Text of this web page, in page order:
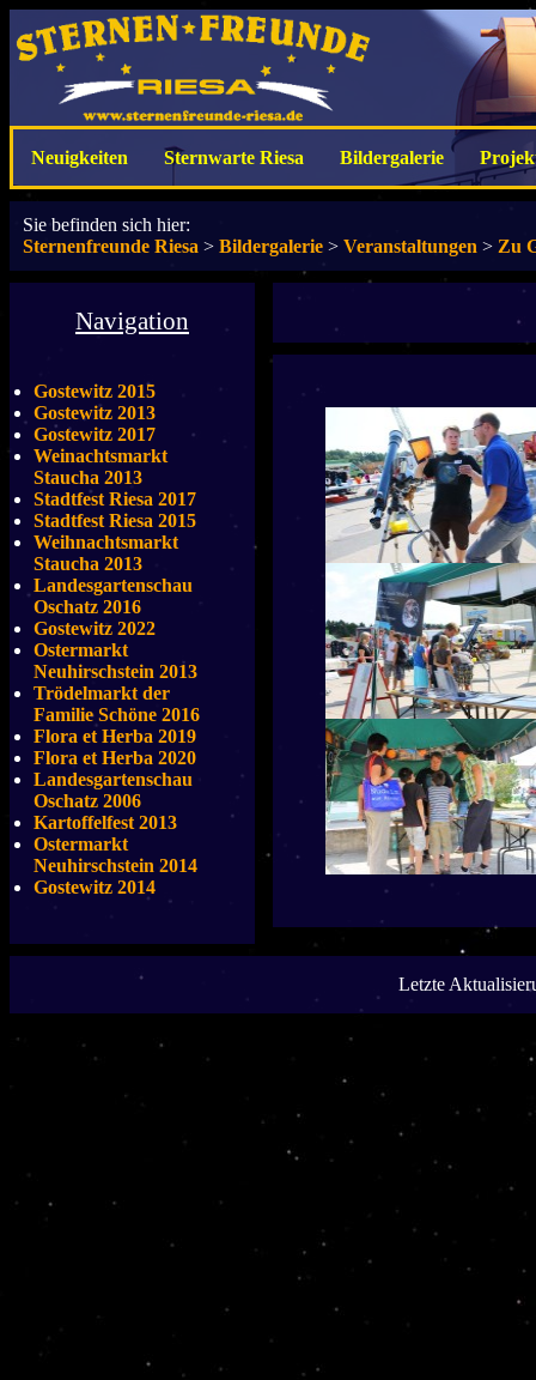
Neuigkeiten Sternwarte Riesa Bildergalerie
Sie befinden sich hier:
Sternenfreunde Riesa > Bildergalerie > Veranstaltungen > Zu
Navigation
Gostewitz 2015
Gostewitz 2013
Gostewitz 2017
Weinachtsmarkt
Staucha 2013
Stadtfest Riesa 2017
Stadtfest Riesa 2015
Weihnachtsmarkt
Staucha 2013
Landesgartenschau
Oschatz 2016
Gostewitz 2022
Ostermarkt
Neuhirschstein 2013
Trödelmarkt der
Familie Schöne 2016
Flora et Herba 2019
Flora et Herba 2020
Landesgartenschau
Oschatz 2006
Kartoffelfest 2013
Ostermarkt
Neuhirschstein 2014
Gostewitz 2014
Letzte